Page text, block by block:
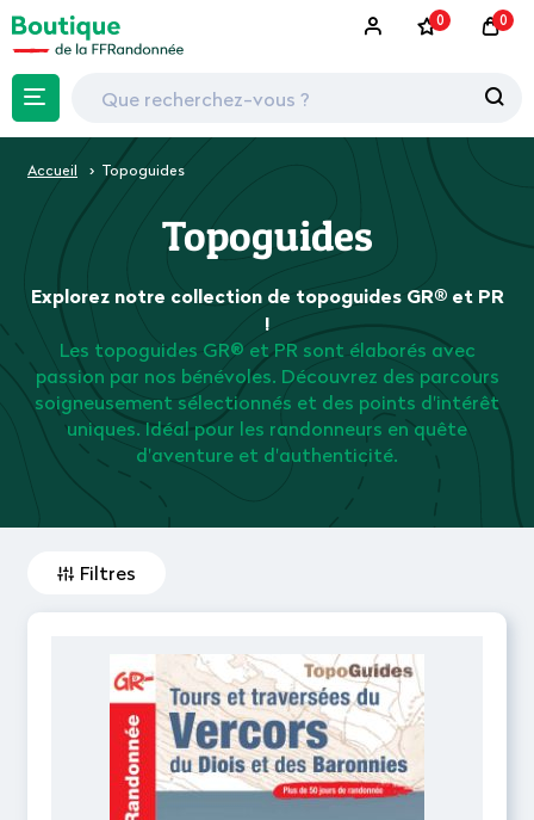
0 0
Accueil Topoguides
Topoguides
Explorez notre collection de topoguides GR® et PR
!
Les topoguides GR® et PR sont élaborés avec
passion par nos bénévoles. Découvrez des parcours
soigneusement sélectionnés et des points d'intérêt
uniques. Idéal pour les randonneurs en quête
d'aventure et d'authenticité.
Filtres